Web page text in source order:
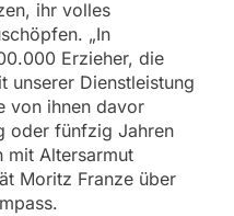
ihr volles
„In
Erzieher, die
unserer Dienstleistung
von ihnen davor
oder fünfzig Jahren
mit Altersarmut
Moritz Franze über